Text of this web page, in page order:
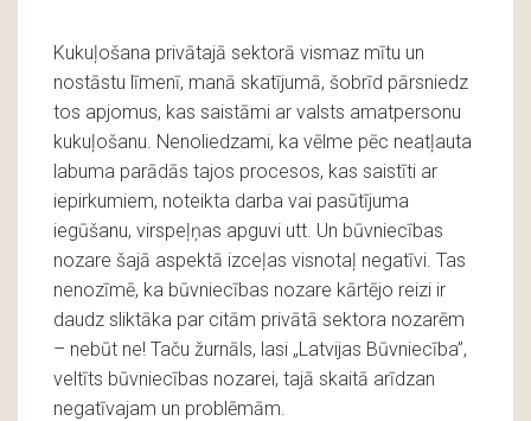
Kukuļošana privātajā sektorā vismaz mītu un
nostāstu līmenī, manā skatījumā, šobrīd pārsniedz
tos apjomus, kas saistāmi ar valsts amatpersonu
kukuļošanu. Nenoliedzami, ka vēlme pēc neatļauta
labuma parādās tajos procesos, kas saistīti ar
iepirkumiem, noteikta darba vai pasūtījuma
iegūšanu, virspeļņas apguvi utt. Un būvniecības
nozare šajā aspektā izceļas visnotaļ negatīvi. Tas
nenozīmē, ka būvniecības nozare kārtējo reizi ir
daudz sliktāka par citām privātā sektora nozarēm
– nebūt ne! Taču žurnāls, lasi „Latvijas Būvniecība”,
veltīts būvniecības nozarei, tajā skaitā arīdzan
negatīvajam un problēmām.